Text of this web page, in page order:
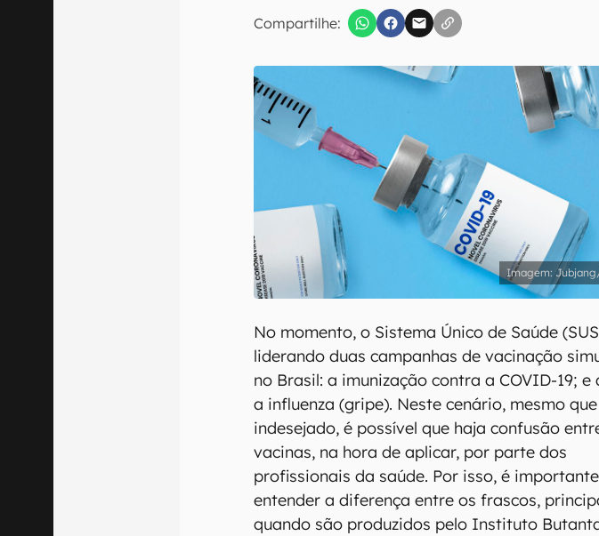
Compartilhe:
Confirmo que li, aceito e concordo com os Termos
No momento, o Sistema Único de Saúde
liderando duas campanhas de vacinação
no Brasil: a imunização contra a COVID-19; e
a influenza (gripe). Neste cenário, mesmo que
indesejado, é possível que haja confusão
vacinas, na hora de aplicar, por parte dos
profissionais da saúde. Por isso, é importante
entender a diferença entre os frascos,
quando são produzidos pelo Instituto